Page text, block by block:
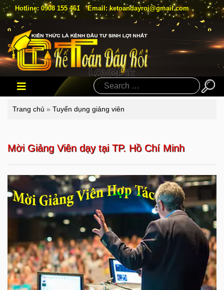
Hotline: 0908 155 461 Email: ketoandayroi@gmail.com
Search
Trang chủ » Tuyển dụng giảng viên
Mời Giảng Viên dạy tại TP. Hồ Chí Minh